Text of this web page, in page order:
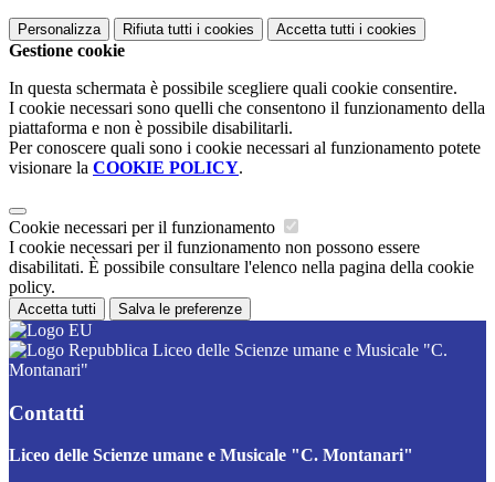
Personalizza Rifiuta tutti i cookies Accetta tutti i cookies
Gestione cookie
In questa schermata è possibile scegliere quali cookie consentire.
I cookie necessari sono quelli che consentono il funzionamento della
piattaforma e non è possibile disabilitarli.
Per conoscere quali sono i cookie necessari al funzionamento potete
visionare la COOKIE POLICY.
Cookie necessari per il funzionamento
I cookie necessari per il funzionamento non possono essere
disabilitati. È possibile consultare l'elenco nella pagina della cookie
policy.
Accetta tutti Salva le preferenze
Liceo delle Scienze umane e Musicale "C.
Montanari"
Contatti
Liceo delle Scienze umane e Musicale "C. Montanari"